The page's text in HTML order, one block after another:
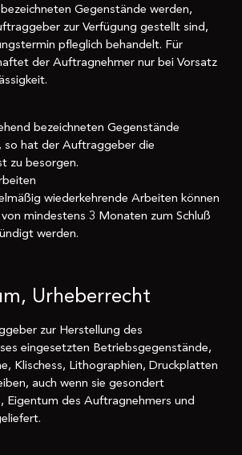
Gegenstände werden,
zur Verfügung gestellt sind,
pfleglich behandelt. Für
der Auftragnehmer nur bei Vorsatz
bezeichneten Gegenstände
so hat der Auftraggeber die
zu besorgen.
wiederkehrende Arbeiten können
mindestens 3 Monaten zum Schluß
werden.
Urheberrecht
zur Herstellung des
eingesetzten Betriebsgegenstände,
Klischess, Lithographien, Druckplatten
auch wenn sie gesondert
Eigentum des Auftragnehmers und